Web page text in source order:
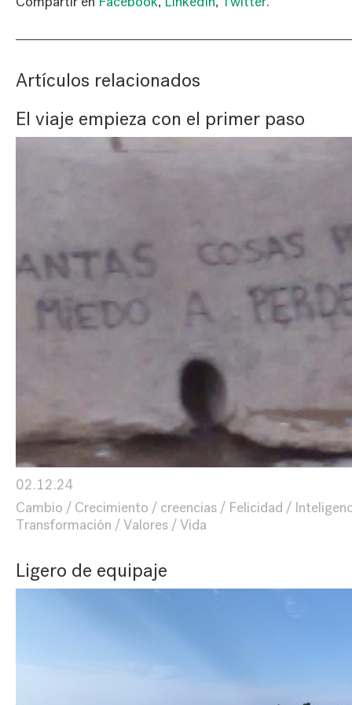
Artículos relacionados
El viaje empieza con el primer paso
02.12.24
Cambio
Crecimiento creencias Felicidad
Transformación
Valores Vida
Ligero de equipaje